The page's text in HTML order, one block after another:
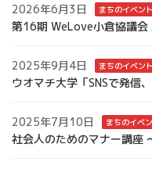
2026年6月3日 まちのイベン
第16期 WeLove小倉協議会
2025年9月4日 まちのイベン
ウオマチ大学「SNSで発信
2025年7月10日 まちのイベ
社会人のためのマナー講座